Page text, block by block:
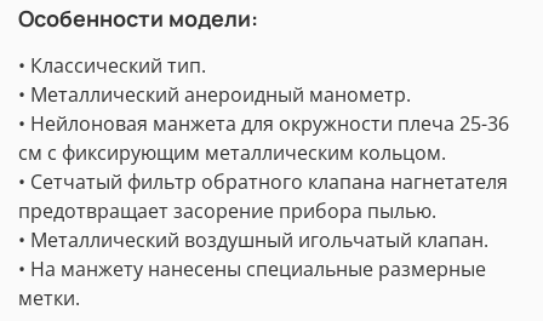
Особенности модели:
• Классический тип.
• Металлический анероидный манометр.
• Нейлоновая манжета для окружности плеча 25-36
см с фиксирующим металлическим кольцом.
• Сетчатый фильтр обратного клапана нагнетателя
предотвращает засорение прибора пылью.
• Металлический воздушный игольчатый клапан.
• На манжету нанесены специальные размерные
метки.